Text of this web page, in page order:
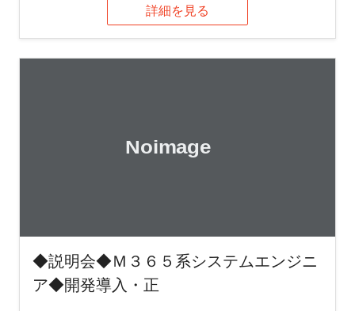
詳細を見る
◆説明会◆Ｍ３６５系システムエンジニ
ア◆開発導入・正